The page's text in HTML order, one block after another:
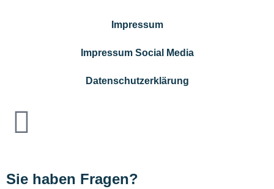
Impressum
Impressum Social Media
Datenschutzerklärung
Sie haben Fragen?